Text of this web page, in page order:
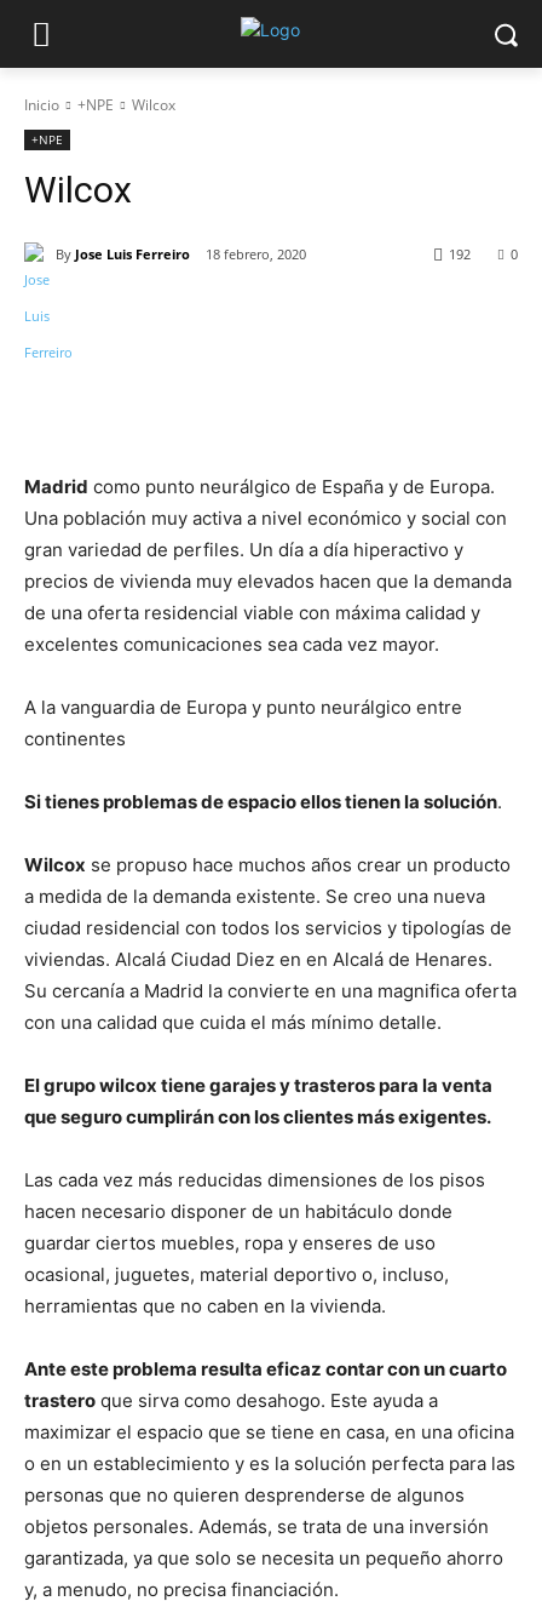
Inicio +NPE Wilcox
+NPE
Wilcox
By Jose Luis Ferreiro 18 febrero, 2020 0
192
Madrid como punto neurálgico de España y de Europa.
Una población muy activa a nivel económico y social con
gran variedad de perfiles. Un día a día hiperactivo y
precios de vivienda muy elevados hacen que la demanda
de una oferta residencial viable con máxima calidad y
excelentes comunicaciones sea cada vez mayor.
A la vanguardia de Europa y punto neurálgico entre
continentes
Si tienes problemas de espacio ellos tienen la solución.
Wilcox se propuso hace muchos años crear un producto
a medida de la demanda existente. Se creo una nueva
ciudad residencial con todos los servicios y tipologías de
viviendas. Alcalá Ciudad Diez en en Alcalá de Henares.
Su cercanía a Madrid la convierte en una magnifica oferta
con una calidad que cuida el más mínimo detalle.
El grupo wilcox tiene garajes y trasteros para la venta
que seguro cumplirán con los clientes más exigentes.
Las cada vez más reducidas dimensiones de los pisos
hacen necesario disponer de un habitáculo donde
guardar ciertos muebles, ropa y enseres de uso
ocasional, juguetes, material deportivo o, incluso,
herramientas que no caben en la vivienda.
Ante este problema resulta eficaz contar con un cuarto
trastero que sirva como desahogo. Este ayuda a
maximizar el espacio que se tiene en casa, en una oficina
o en un establecimiento y es la solución perfecta para las
personas que no quieren desprenderse de algunos
objetos personales. Además, se trata de una inversión
garantizada, ya que solo se necesita un pequeño ahorro
y, a menudo, no precisa financiación.